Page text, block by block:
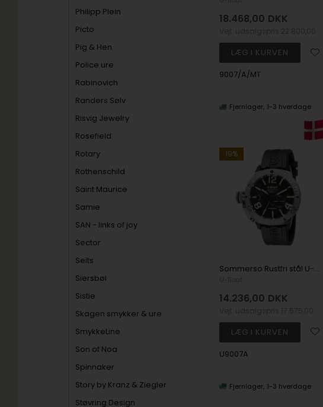
Philipp Plein
Picto
Pig & Hen
Police ure
Rabinovich
Randers Sølv
Risvig Jewelry
Rosefield
Rotary
Rothenschild
Saint Maurice
Samie
SAN - links of joy
Sector
Seits
Siersbøl
Sistie
Skagen smykker & ure
SmykkeLine
Son of Noa
Spinnaker
Story by Kranz & Ziegler
Støvring Design
18.468,00 DKK
9007/A/MT
Fjernlager 1-3 hverdage
19%
Sommerso Rustfri stål U-28 Automatic Herre ur fra U-Boat, U9007A
14.236,00 DKK
U9007A
Fjernlager 1-3 hverdage